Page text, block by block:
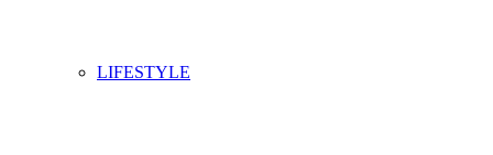
LIFESTYLE